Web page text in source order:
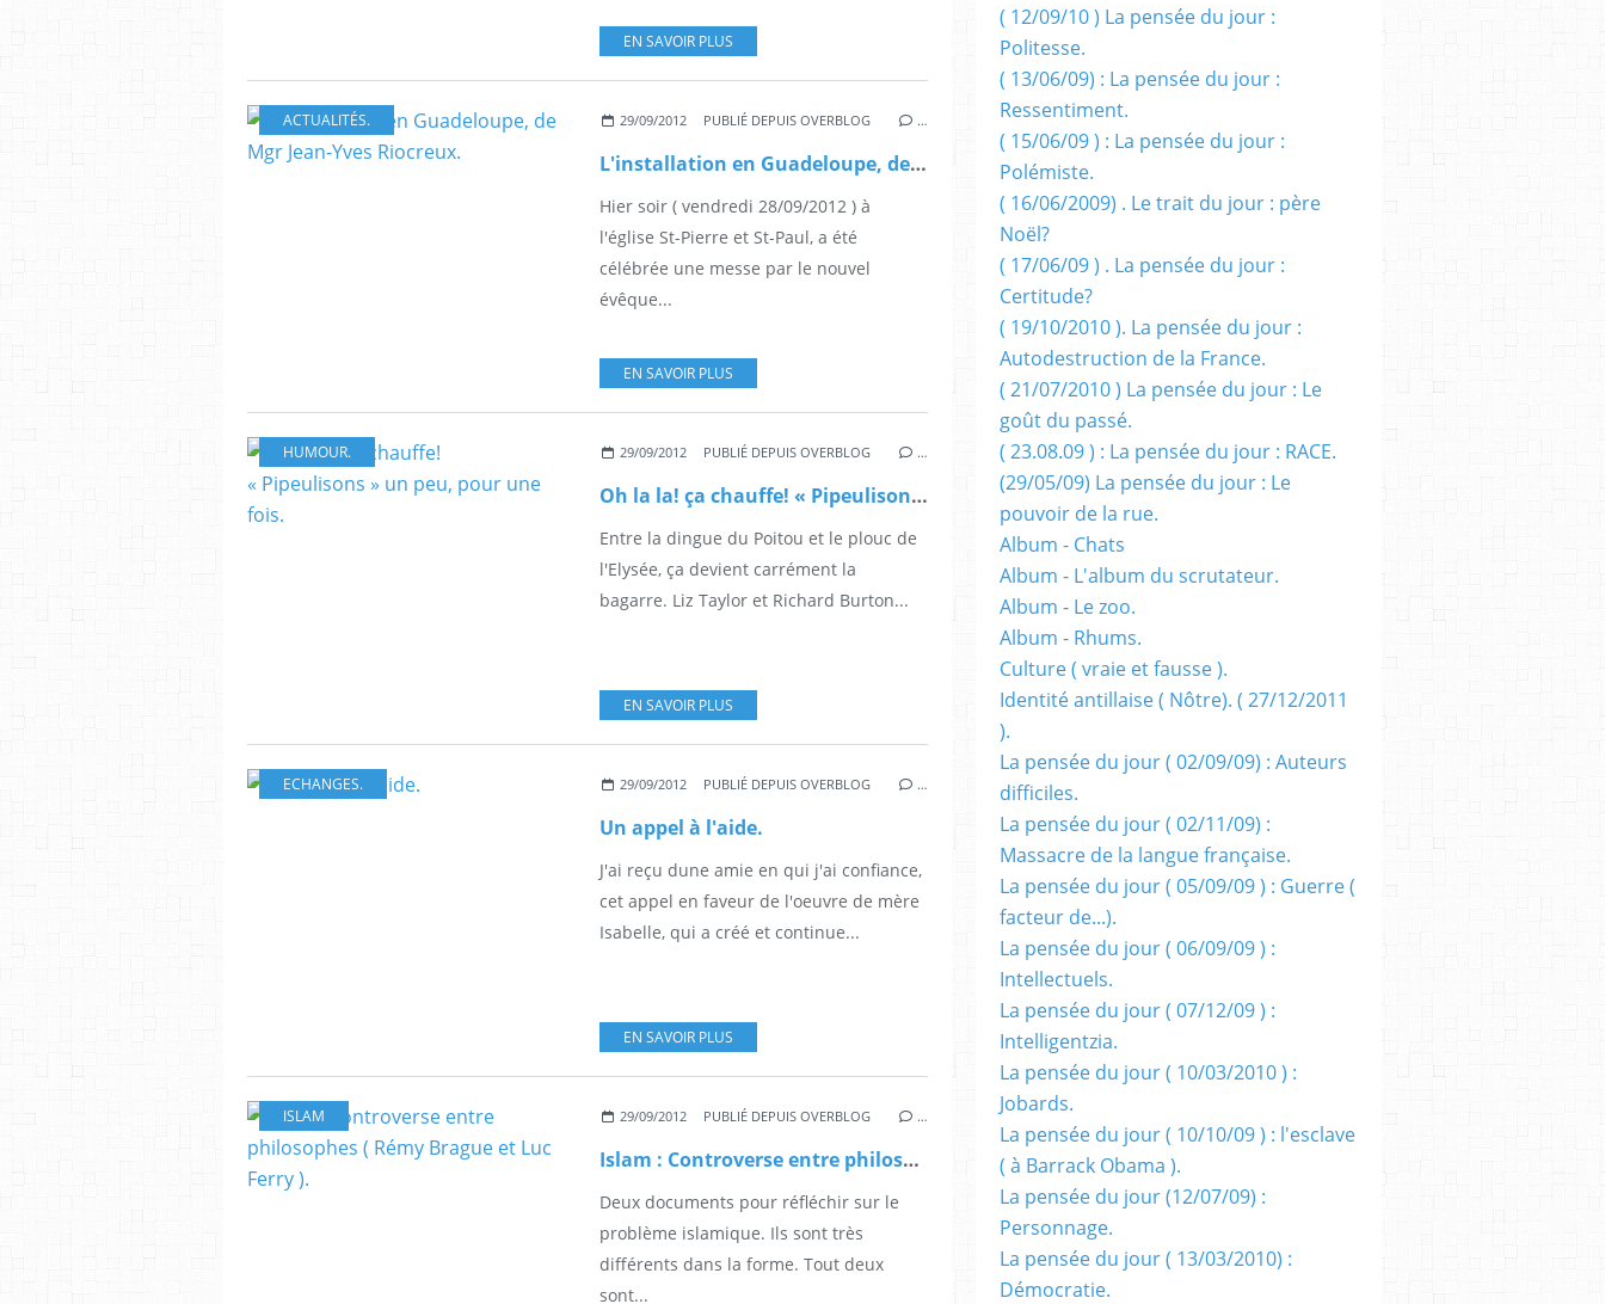
EN SAVOIR PLUS
ACTUALITÉS. 29/09/2012 PUBLIÉ DEPUIS OVERBLOG …
L'installation en Guadeloupe, de Mgr Jean-Yves Riocreux.
Hier soir ( vendredi 28/09/2012 ) à
l'église St-Pierre et St-Paul, a été
célébrée une messe par le nouvel
évêque...
EN SAVOIR PLUS
HUMOUR. 29/09/2012 PUBLIÉ DEPUIS OVERBLOG …
Oh la la! ça chauffe! « Pipeulisons » un peu, pour une fois.
Entre la dingue du Poitou et le plouc de
l'Elysée, ça devient carrément la
bagarre. Liz Taylor et Richard Burton...
EN SAVOIR PLUS
ECHANGES. 29/09/2012 PUBLIÉ DEPUIS OVERBLOG …
Un appel à l'aide.
J'ai reçu dune amie en qui j'ai confiance,
cet appel en faveur de l'oeuvre de mère
Isabelle, qui a créé et continue...
EN SAVOIR PLUS
ISLAM 29/09/2012 PUBLIÉ DEPUIS OVERBLOG …
Islam : Controverse entre philosophes ( Rémy Brague et Luc Ferry ).
Deux documents pour réfléchir sur le
problème islamique. Ils sont très
différents dans la forme. Tout deux
sont...
( 12/09/10 ) La pensée du jour :
Politesse.
( 13/06/09) : La pensée du jour :
Ressentiment.
( 15/06/09 ) : La pensée du jour :
Polémiste.
( 16/06/2009) . Le trait du jour : père
Noël?
( 17/06/09 ) . La pensée du jour :
Certitude?
( 19/10/2010 ). La pensée du jour :
Autodestruction de la France.
( 21/07/2010 ) La pensée du jour : Le
goût du passé.
( 23.08.09 ) : La pensée du jour : RACE.
(29/05/09) La pensée du jour : Le
pouvoir de la rue.
Album - Chats
Album - L'album du scrutateur.
Album - Le zoo.
Album - Rhums.
Culture ( vraie et fausse ).
Identité antillaise ( Nôtre). ( 27/12/2011
).
La pensée du jour ( 02/09/09) : Auteurs
difficiles.
La pensée du jour ( 02/11/09) :
Massacre de la langue française.
La pensée du jour ( 05/09/09 ) : Guerre (
facteur de...).
La pensée du jour ( 06/09/09 ) :
Intellectuels.
La pensée du jour ( 07/12/09 ) :
Intelligentzia.
La pensée du jour ( 10/03/2010 ) :
Jobards.
La pensée du jour ( 10/10/09 ) : l'esclave
( à Barrack Obama ).
La pensée du jour (12/07/09) :
Personnage.
La pensée du jour ( 13/03/2010) :
Démocratie.